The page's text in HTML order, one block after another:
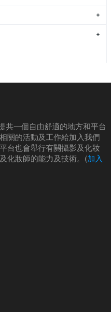
共一個自由舒適的地方和平台
關的活動及工作給加入我們
台也會舉行有關攝影及化妝
化妝師的能力及技術。(加入